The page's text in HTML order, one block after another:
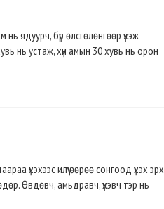
ядуурч, бүр өлсгөлөнгөөр үхэж
нь устаж, хүн амын 30 хувь нь орон
үхэхээс илүү өөрөө сонгоод үхэх эрх
Өвдөвч, амьдравч, үхэвч тэр нь